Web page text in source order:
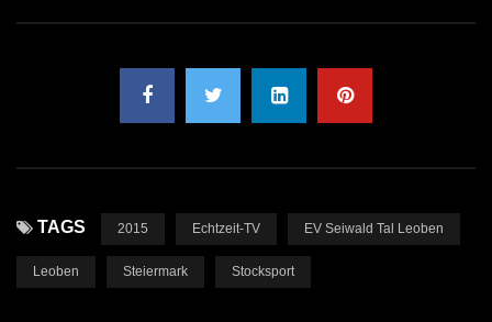
TAGS 2015 Echtzeit-TV EV Seiwald Tal Leoben
Leoben Steiermark Stocksport